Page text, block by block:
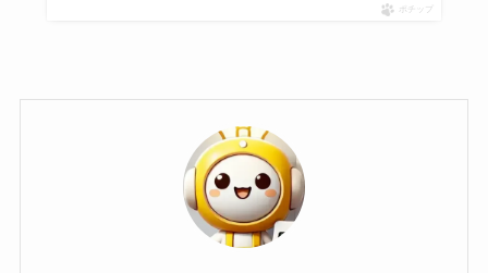
ポチップ